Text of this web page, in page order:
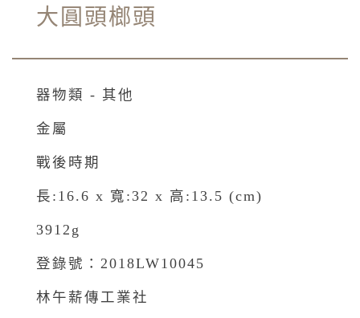
大圓頭榔頭
器物類 - 其他
金屬
戰後時期
長:16.6 x 寬:32 x 高:13.5 (cm)
3912g
登錄號：2018LW10045
林午薪傳工業社